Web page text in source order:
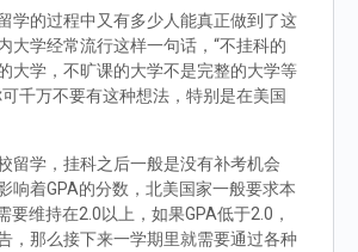
学的过程中又有多少人能真正做到了这
大学经常流行这样一句话，“不挂科的
大学，不旷课的大学不是完整的大学等
千万不要有这种想法，特别是在美国
留学，挂科之后一般是没有补考机会
响着GPA的分数，北美国家一般要求本
要维持在2.0以上，如果GPA低于2.0，
，那么接下来一学期里就需要通过各种